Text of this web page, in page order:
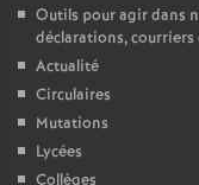
Outils pour agir dans
déclarations,
Actualité
Circulaires
Mutations
Lycées